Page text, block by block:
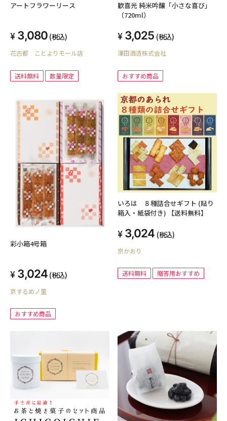
アートフラワーリース
3,080 (税込)
花古都 ことよりモール店
送料無料 数量限定
歓喜光 純米吟醸「小さな喜び」
（720ml）
3,025 (税込)
澤田酒造株式会社
おすすめ商品
彩小箱4号箱
3,024 (税込)
京するめノ里
おすすめ商品
いろは ８種詰合せギフト (貼り
箱入・紙袋付き) 【送料無料】
3,024 (税込)
京かおり
送料無料 贈答用おすすめ